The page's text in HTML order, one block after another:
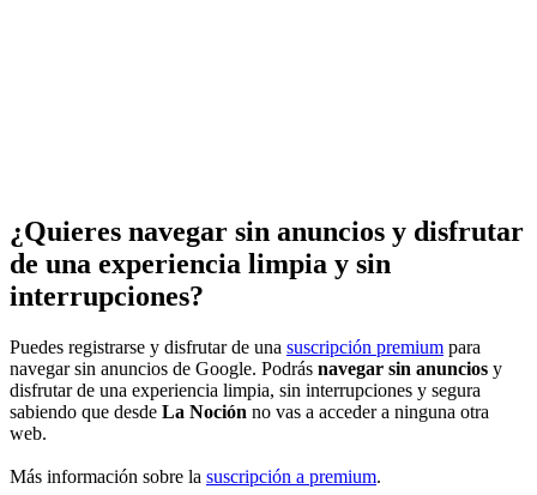
¿Quieres navegar sin anuncios y disfrutar
de una experiencia limpia y sin
interrupciones?
Puedes registrarse y disfrutar de una suscripción premium para
navegar sin anuncios de Google. Podrás navegar sin anuncios y
disfrutar de una experiencia limpia, sin interrupciones y segura
sabiendo que desde La Noción no vas a acceder a ninguna otra
web.
Más información sobre la suscripción a premium.